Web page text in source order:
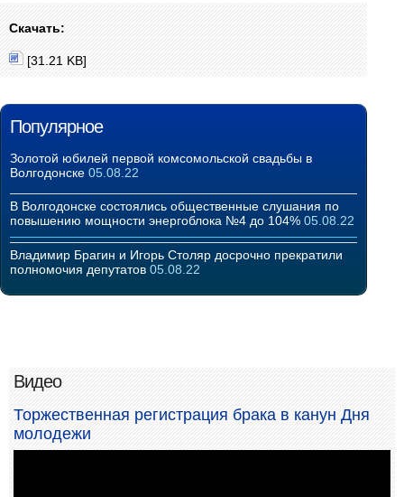
Скачать:
[31.21 KB]
Популярное
Золотой юбилей первой комсомольской свадьбы в
Волгодонске 05.08.22
В Волгодонске состоялись общественные слушания по
повышению мощности энергоблока №4 до 104% 05.08.22
Владимир Брагин и Игорь Столяр досрочно прекратили
полномочия депутатов 05.08.22
Видео
Торжественная регистрация брака в канун Дня
молодежи